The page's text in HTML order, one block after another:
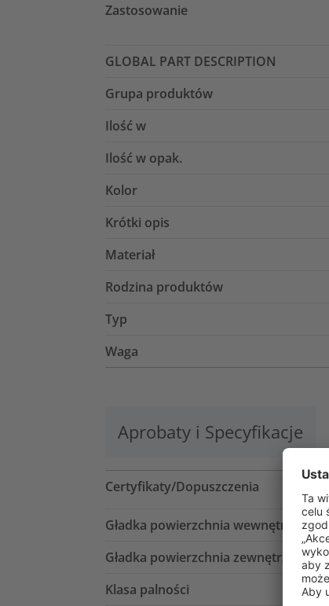
Zastosowanie
GLOBAL PART DESCRIPTION
Grupa produktów
Ilość w
Ilość w opak.
Kolor
Krótki opis
Materiał
Rodzina produktów
Typ
Waga
Aprobaty i Specyfikacje
Certyfikaty/Dopuszczenia
Gładka powierzchnia wewnętrzna
Gładka powierzchnia zewnętrzna
Klasa palności